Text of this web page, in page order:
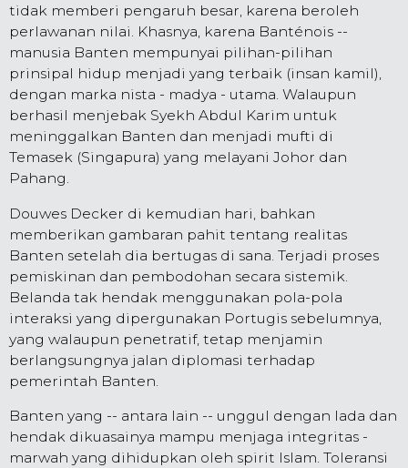
tidak memberi pengaruh besar, karena beroleh
perlawanan nilai. Khasnya, karena Banténois --
manusia Banten mempunyai pilihan-pilihan
prinsipal hidup menjadi yang terbaik (insan kamil),
dengan marka nista - madya - utama. Walaupun
berhasil menjebak Syekh Abdul Karim untuk
meninggalkan Banten dan menjadi mufti di
Temasek (Singapura) yang melayani Johor dan
Pahang.
Douwes Decker di kemudian hari, bahkan
memberikan gambaran pahit tentang realitas
Banten setelah dia bertugas di sana. Terjadi proses
pemiskinan dan pembodohan secara sistemik.
Belanda tak hendak menggunakan pola-pola
interaksi yang dipergunakan Portugis sebelumnya,
yang walaupun penetratif, tetap menjamin
berlangsungnya jalan diplomasi terhadap
pemerintah Banten.
Banten yang -- antara lain -- unggul dengan lada dan
hendak dikuasainya mampu menjaga integritas -
marwah yang dihidupkan oleh spirit Islam. Toleransi